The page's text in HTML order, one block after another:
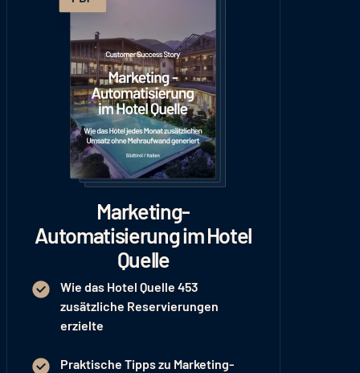
Marketing-
Automatisierung im Hotel
Quelle
Wie das Hotel Quelle 453
zusätzliche Reservierungen
erzielte
Praktische Tipps zu Marketing-